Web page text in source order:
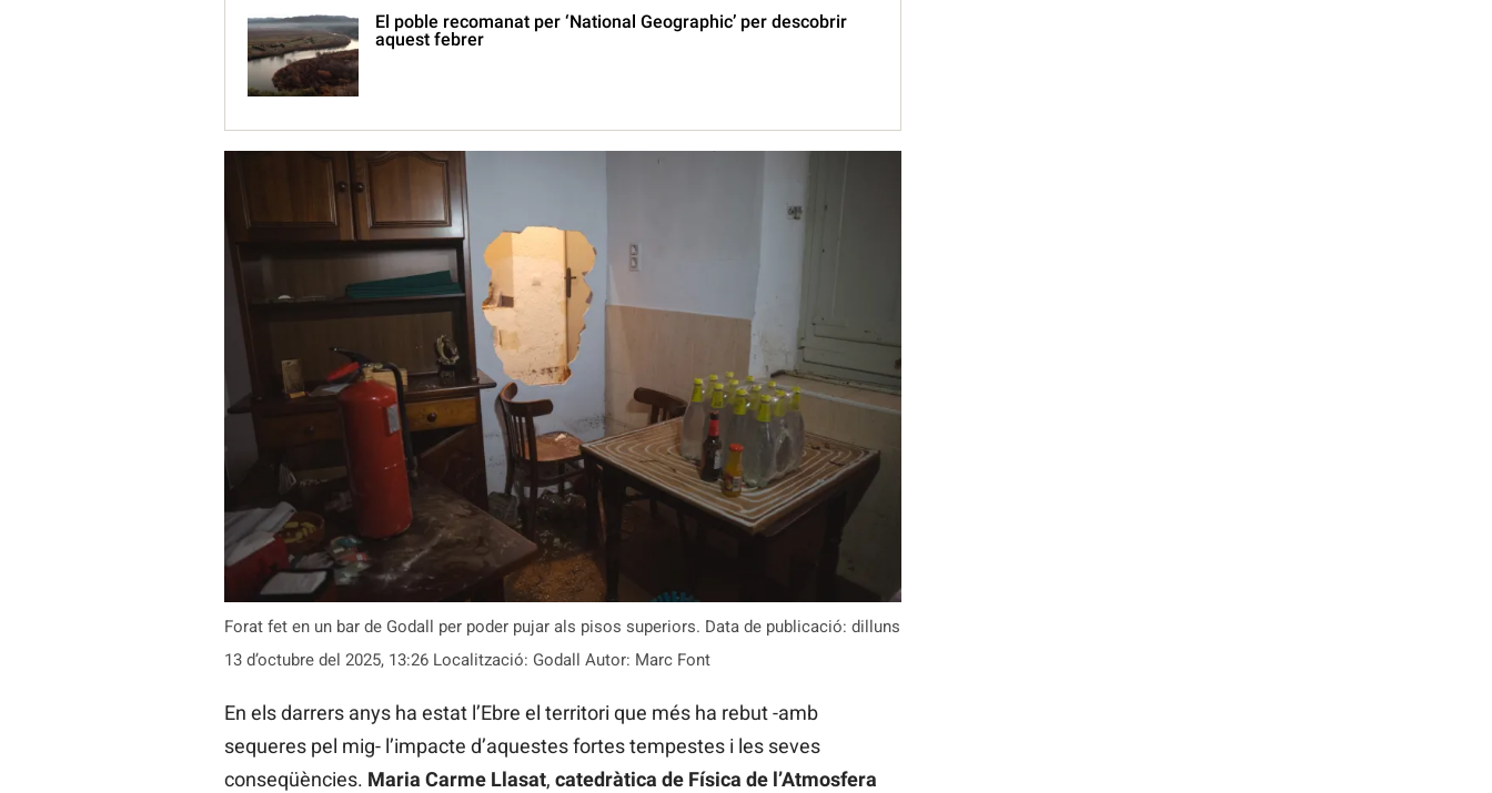
El poble recomanat per ‘National Geographic’ per descobrir
aquest febrer
Forat fet en un bar de Godall per poder pujar als pisos superiors. Data de publicació: dilluns
13 d’octubre del 2025, 13:26 Localització: Godall Autor: Marc Font
En els darrers anys ha estat l’Ebre el territori que més ha rebut -amb
sequeres pel mig- l’impacte d’aquestes fortes tempestes i les seves
conseqüències. Maria Carme Llasat, catedràtica de Física de l’Atmosfera